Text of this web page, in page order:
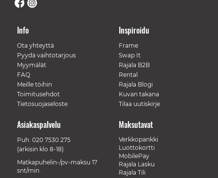
Info
Ota yhteyttä
Pyydä vaihtotarjous
Myymälät
FAQ
Meille töihin
Toimitusehdot
Tietosuojaseloste
Inspiroidu
Frame
Swap It
Rajala B2B
Rental
Rajala Blogi
Kuvan takana
Tilaa uutiskirje
Maksutavat
Verkkopankki
Luottokortti
MobilePay
Rajala Lasku
Rajala Tili
Asiakaspalvelu
Puh. 020 7530 275
(arkisin klo 8-18)
Matkapuhelin-/pv-maksu 17
snt/min.